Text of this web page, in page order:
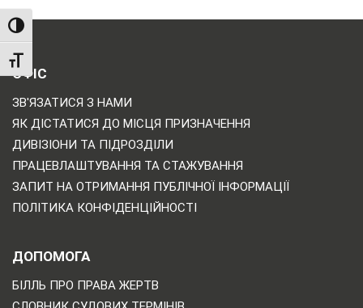
TOGGLE HIGH CONTRAST
TOGGLE FONT SIZE
ОФІС
ЗВ'ЯЗАТИСЯ З НАМИ
ЯК ДІСТАТИСЯ ДО МІСЦЯ ПРИЗНАЧЕННЯ
ДИВІЗІОНИ ТА ПІДРОЗДІЛИ
ПРАЦЕВЛАШТУВАННЯ ТА СТАЖУВАННЯ
ЗАПИТ НА ОТРИМАННЯ ПУБЛІЧНОЇ ІНФОРМАЦІЇ
ПОЛІТИКА КОНФІДЕНЦІЙНОСТІ
ДОПОМОГА
БІЛЛЬ ПРО ПРАВА ЖЕРТВ